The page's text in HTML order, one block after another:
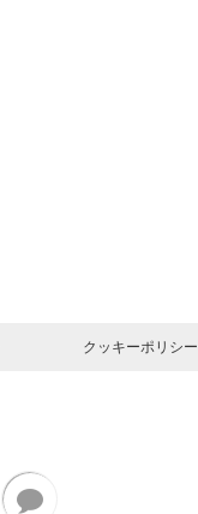
クッキーポリシー